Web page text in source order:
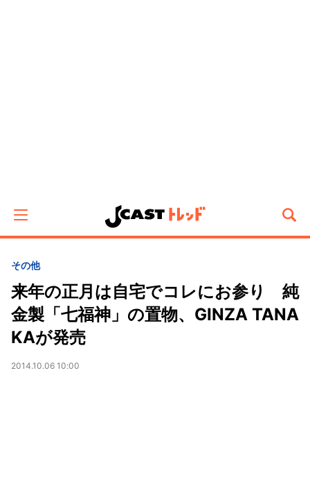
その他
来年の正月は自宅でコレにお参り 純
金製「七福神」の置物、GINZA TANA
KAが発売
2014.10.06 10:00